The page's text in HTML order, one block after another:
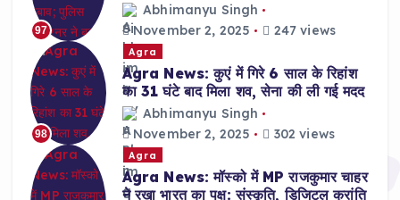
97
Abhimanyu Singh
November 2, 2025
247 views
98
Agra
Agra News: कुएं में गिरे 6 साल के रिहांश
का 31 घंटे बाद मिला शव, सेना की ली गई मदद
Abhimanyu Singh
November 2, 2025
302 views
Agra
Agra News: मॉस्को में MP राजकुमार चाहर
ने रखा भारत का पक्ष: संस्कृति, डिजिटल क्रांति